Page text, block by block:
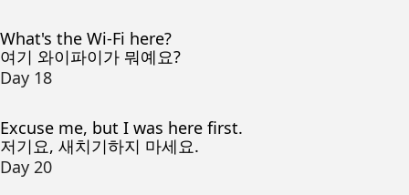
What's the Wi-Fi here?
여기 와이파이가 뭐예요?
Day 18
Excuse me, but I was here first.
저기요, 새치기하지 마세요.
Day 20